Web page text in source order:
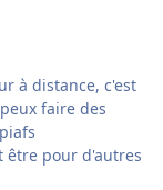
à distance, c'est
faire des
être pour d'autres